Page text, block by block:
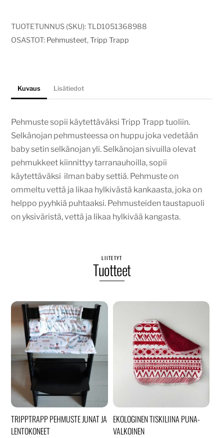
määrä
TUOTETUNNUS (SKU):TLD1051368988
OSASTOT: Pehmusteet,Tripp Trapp
Kuvaus Lisätiedot
Pehmuste sopii käytettäväksi Tripp Trapp tuoliin.
Selkänojan pehmusteessa on huppu joka vedetään
baby setin selkänojan yli. Selkänojan sivuilla olevat
pehmukkeet kiinnittyy tarranauhoilla, sopii
käytettäväksi ilman baby settiä. Pehmuste on
ommeltu vettä ja likaa hylkivästä kankaasta, joka on
helppo pyyhkiä puhtaaksi. Pehmusteiden taustapuoli
on yksiväristä, vettä ja likaa hylkivää kangasta.
LIITETYT
Tuotteet
TRIPPTRAPP PEHMUSTE JUNAT JA
LENTOKONEET
EKOLOGINEN TISKILIINA PUNA-
VALKOINEN